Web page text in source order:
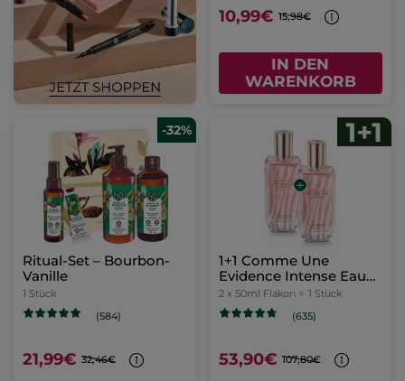
10,99€ 15,98€
IN DEN
WARENKORB
-32%
Ritual-Set – Bourbon-
Vanille
1 Stück
(584)
21,99€ 32,46€
1+1 Comme Une
Evidence Intense Eau
de Parfum 50 ml
2 x 50ml Flakon = 1 Stück
(635)
53,90€ 107,80€